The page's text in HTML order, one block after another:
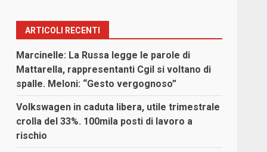
ARTICOLI RECENTI
Marcinelle: La Russa legge le parole di
Mattarella, rappresentanti Cgil si voltano di
spalle. Meloni: “Gesto vergognoso”
Volkswagen in caduta libera, utile trimestrale
crolla del 33%. 100mila posti di lavoro a
rischio